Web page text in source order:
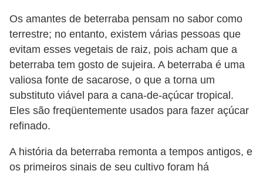
Os amantes de beterraba pensam no sabor como
terrestre; no entanto, existem várias pessoas que
evitam esses vegetais de raiz, pois acham que a
beterraba tem gosto de sujeira. A beterraba é uma
valiosa fonte de sacarose, o que a torna um
substituto viável para a cana-de-açúcar tropical.
Eles são freqüentemente usados ​​para fazer açúcar
refinado.
A história da beterraba remonta a tempos antigos, e
os primeiros sinais de seu cultivo foram há
n
t
s
m
e
d
i
c